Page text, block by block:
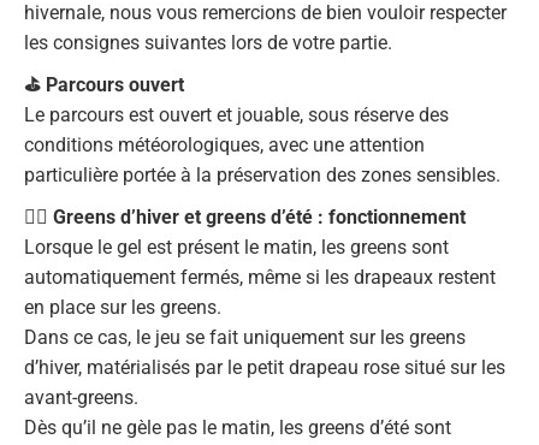
hivernale, nous vous remercions de bien vouloir respecter
les consignes suivantes lors de votre partie.
⛳ Parcours ouvert
Le parcours est ouvert et jouable, sous réserve des
conditions météorologiques, avec une attention
particulière portée à la préservation des zones sensibles.
🏳️‍🌈 Greens d’hiver et greens d’été : fonctionnement
Lorsque le gel est présent le matin, les greens sont
automatiquement fermés, même si les drapeaux restent
en place sur les greens.
Dans ce cas, le jeu se fait uniquement sur les greens
d’hiver, matérialisés par le petit drapeau rose situé sur les
avant-greens.
Dès qu’il ne gèle pas le matin, les greens d’été sont